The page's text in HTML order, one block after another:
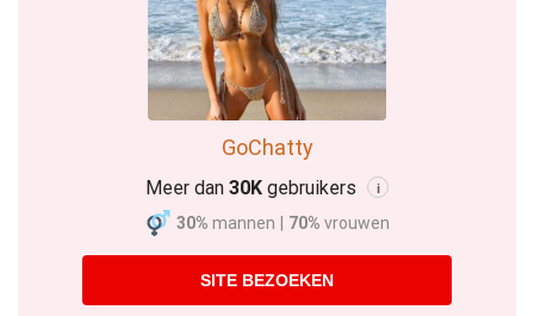
GoChatty
Meer dan 30K gebruikers i
30% mannen 70% vrouwen
SITE BEZOEKEN